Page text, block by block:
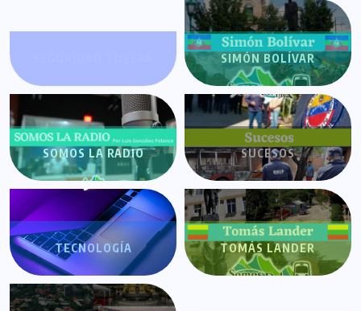
SIMÓN BOLÍVAR
SOMOS LA RADIO SUCESOS
TECNOLOGÍA TOMÁS LANDER